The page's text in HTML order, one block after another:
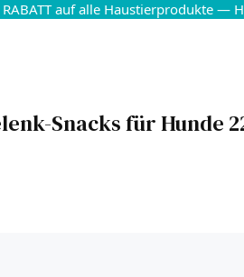
RABATT auf alle Haustierprodukte —
Snacks für Hunde